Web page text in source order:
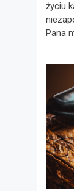
życiu
Pana